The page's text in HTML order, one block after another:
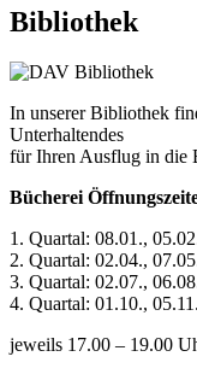
Bibliothek
In unserer Bibliothek
Unterhaltendes
für Ihren Ausflug in die
Bücherei
1. Quartal: 08.01.,
2. Quartal: 02.04.,
3. Quartal: 02.07.,
4. Quartal: 01.10.,
jeweils 17.00 – 19.00